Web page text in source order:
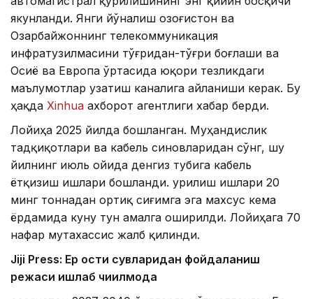
якунланди. Янги йўналиш Қозоғистон ва
Озарбайжоннинг телекоммуникация
инфратузилмасини тўғридан-тўғри боғлаши ва
Осиё ва Европа ўртасида юқори тезликдаги
маълумотлар узатиш каналига айланиши керак. Бу
ҳақда Xinhua ахборот агентлиги хабар берди.
Лойиҳа 2025 йилда бошланган. Муҳандислик
тадқиқотлари ва кабель синовларидан сўнг, шу
йилнинг июль ойида денгиз тубига кабель
ётқизиш ишлари бошланди. Қурилиш ишлари 20
минг тоннадан ортиқ сиғимга эга махсус кема
ёрдамида куну тун амалга оширилди. Лойиҳага 70
нафар мутахассис жалб қилинди.
Jiji Press: Ер ости сувларидан фойдаланиш
режаси ишлаб чиқилмоқда